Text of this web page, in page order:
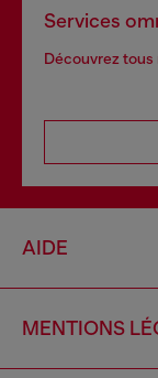
Services
Découvrez tous
AIDE
MENTIONS